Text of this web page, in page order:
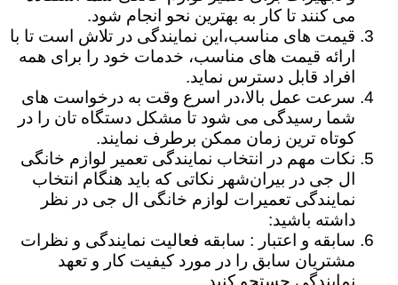
می کنند تا کار به بهترین نحو انجام شود.
قیمت های مناسب،این نمایندگی در تلاش است تا با
ارائه قیمت های مناسب، خدمات خود را برای همه
افراد قابل دسترس نماید.
سرعت عمل بالا،در اسرع وقت به درخواست های
شما رسیدگی می شود تا مشکل دستگاه تان را در
کوتاه ترین زمان ممکن برطرف نمایند.
نکات مهم در انتخاب نمایندگی تعمیر لوازم خانگی
ال جی در بیران‌شهر نکاتی که باید هنگام انتخاب
نمایندگی تعمیرات لوازم خانگی ال جی در نظر
داشته باشید:
سابقه و اعتبار : سابقه فعالیت نمایندگی و نظرات
مشتریان سابق را در مورد کیفیت کار و تعهد
نمایندگی جستجو کنید.